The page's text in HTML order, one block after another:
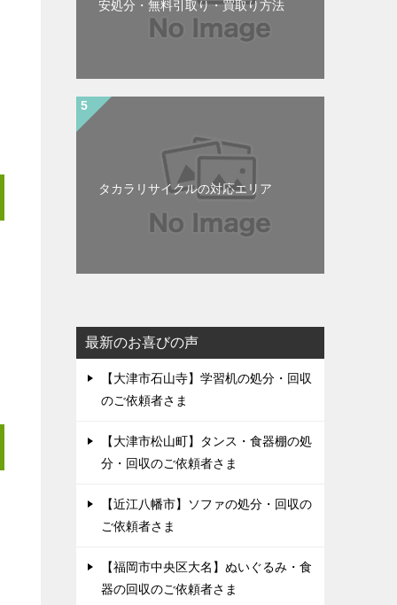
安処分・無料引取り・買取り方法
タカラリサイクルの対応エリア
最新のお喜びの声
【大津市石山寺】学習机の処分・回収
のご依頼者さま
【大津市松山町】タンス・食器棚の処
分・回収のご依頼者さま
【近江八幡市】ソファの処分・回収の
ご依頼者さま
【福岡市中央区大名】ぬいぐるみ・食
器の回収のご依頼者さま